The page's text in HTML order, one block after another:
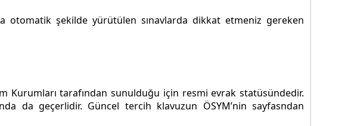
otomatik şekilde yürütülen sınavlarda dikkat etmeniz gereken
Kurumları tarafından sunulduğu için resmi evrak statüsündedir.
da geçerlidir. Güncel tercih klavuzun ÖSYM’nin sayfasndan